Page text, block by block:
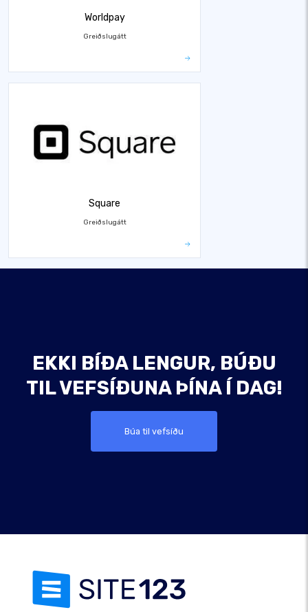
Worldpay
Greiðslugátt
Square
Greiðslugátt
EKKI BÍÐA LENGUR, BÚÐU
TIL VEFSÍÐUNA ÞÍNA Í DAG!
Búa til vefsíðu